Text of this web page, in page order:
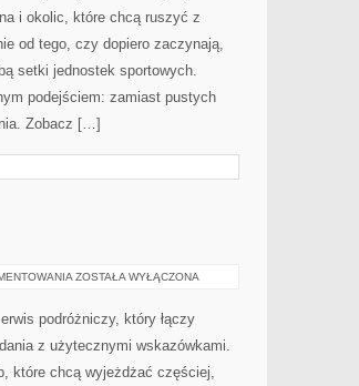
i okolic, które chcą ruszyć z
od tego, czy dopiero zaczynają,
setki jednostek sportowych.
podejściem: zamiast pustych
Zobacz […]
HAMBURG
ZOSTAŁA WYŁĄCZONA
podróżniczy, który łączy
z użytecznymi wskazówkami.
które chcą wyjeżdżać częściej,